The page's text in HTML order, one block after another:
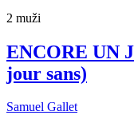
2 muži
ENCORE UN
jour sans)
Samuel Gallet